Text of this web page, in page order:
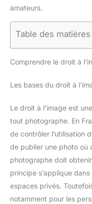
amateurs.
Table des matières
Comprendre le droit à
Les bases du droit à
Le droit à l’image est
tout photographe. En
de contrôler l’utilisation
de publier une photo où
photographe doit
principe s’applique
espaces privés.
notamment pour les